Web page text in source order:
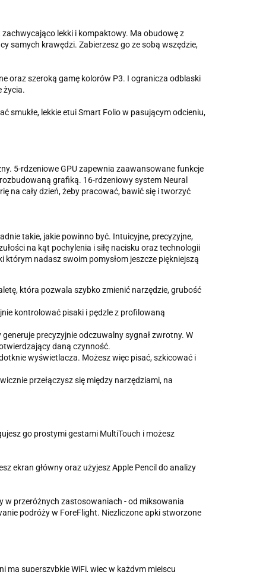
lekki i kompaktowy. Ma obudowę z
samych krawędzi. Zabierzesz go ze sobą wszędzie,
oraz szeroką gamę kolorów P3. I ogranicza odblaski
życia.
smukłe, lekkie etui Smart Folio w pasującym odcieniu,
5-rdzeniowe GPU zapewnia zaawansowane funkcje
grafiką. 16-rdzeniowy system Neural
na cały dzień, żeby pracować, bawić się i tworzyć
takie, jakie powinno być. Intuicyjne, precyzyjne,
na kąt pochylenia i siłę nacisku oraz technologii
którym nadasz swoim pomysłom jeszcze piękniejszą
która pozwala szybko zmienić narzędzie, grubość
kontrolować pisaki i pędzle z profilowaną
precyzyjnie odczuwalny sygnał zwrotny. W
daną czynność.
wyświetlacza. Możesz więc pisać, szkicować i
przełączysz się między narzędziami, na
go prostymi gestami MultiTouch i możesz
ekran główny oraz użyjesz Apple Pencil do analizy
w przeróżnych zastosowaniach - od miksowania
podróży w ForeFlight. Niezliczone apki stworzone
ma superszybkie WiFi, więc w każdym miejscu